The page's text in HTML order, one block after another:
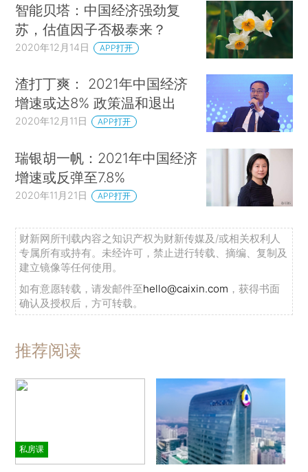
智能贝塔：中国经济强劲复
苏，估值因子否极泰来？
2020年12月14日 APP打开
渣打丁爽： 2021年中国经济
增速或达8% 政策温和退出
2020年12月11日 APP打开
瑞银胡一帆：2021年中国经济
增速或反弹至7.8%
2020年11月21日 APP打开
财新网所刊载内容之知识产权为财新传媒及/或相关权利人
专属所有或持有。未经许可，禁止进行转载、摘编、复制及
建立镜像等任何使用。
如有意愿转载，请发邮件至hello@caixin.com ，获得书面
确认及授权后，方可转载。
推荐阅读
私房课